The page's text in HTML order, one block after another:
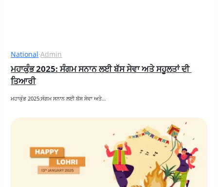
National·Admin
ਮਹਾਕੁੰਭ 2025: ਸੰਗਮ ਸਨਾਨ ਲਈ ਬੱਸ ਸੇਵਾ ਅਤੇ ਸਹੂਲਤਾਂ ਦੀ
ਤਿਆਰੀ
ਮਹਾਕੁੰਭ 2025:ਸੰਗਮ ਸਨਾਨ ਲਈ ਬੱਸ ਸੇਵਾ ਅਤੇ…